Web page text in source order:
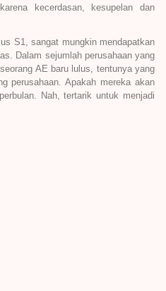
kecerdasan, kesupelan dan
S1, sangat mungkin mendapatkan
Dalam sejumlah perusahaan yang
AE baru lulus, tentunya yang
perusahaan. Apakah mereka akan
Nah, tertarik untuk menjadi